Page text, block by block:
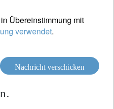
Übereinstimmung mit
verwendet.
Nachricht verschicken